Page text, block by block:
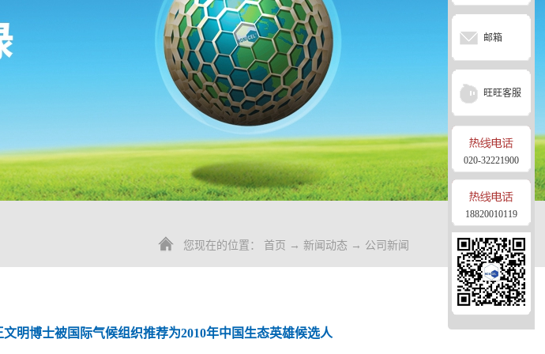
您现在的位置： 首页 → 新闻动态 → 公司新闻
明博士被国际气候组织推荐为2010年中国生态英雄候选人
邮箱
旺旺客服
020-32221900
18820010119